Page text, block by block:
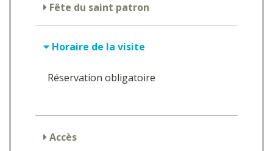
Fête du saint patron
Horaire de la visite
Réservation obligatoire
Accès